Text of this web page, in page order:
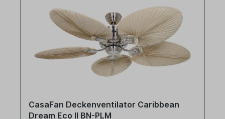
CasaFan Deckenventilator Caribbean
Dream Eco II BN-PLM